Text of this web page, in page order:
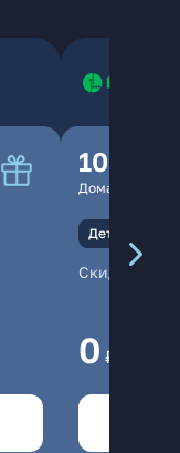
100
Домашний
Детали
Скидка
0 ₽/мес